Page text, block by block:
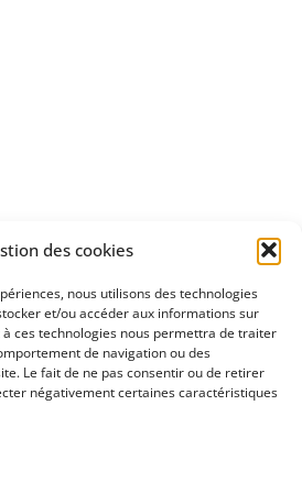
des cookies
nous utilisons des technologies
et/ou accéder aux informations sur
ces technologies nous permettra de traiter
de navigation ou des
Le fait de ne pas consentir ou de retirer
négativement certaines caractéristiques
1952